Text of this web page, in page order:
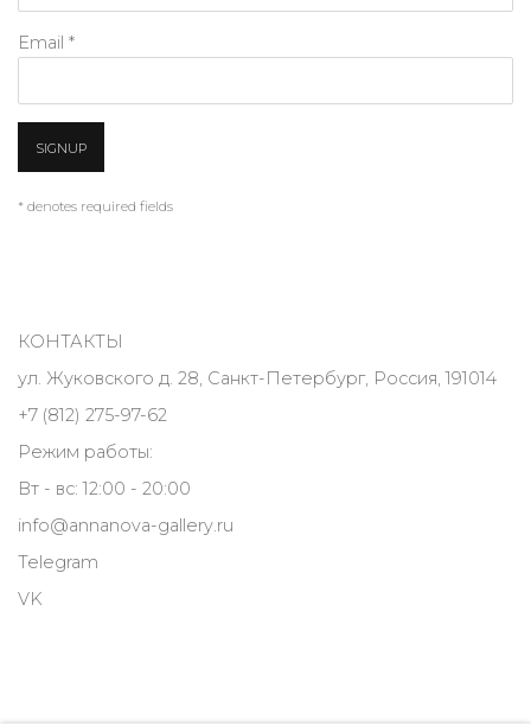
Email *
SIGNUP
* denotes required fields
КОНТАКТЫ
ул. Жуковского д. 28, Санкт-Петербург, Россия, 191014
+7 (812) 275-97-62
Режим работы:
Вт - вс: 12:00 - 20:00
info@annanova-gallery.ru
Telegram
VK